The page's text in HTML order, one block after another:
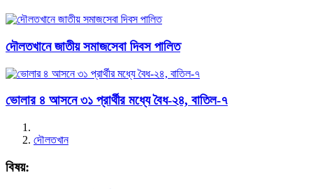
দৌলতখানে জাতীয় সমাজসেবা দিবস পালিত
ভোলার ৪ আসনে ৩১ প্রার্থীর মধ্যে বৈধ-২৪, বাতিল-৭
দৌলতখান
বিষয়: